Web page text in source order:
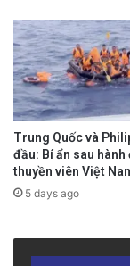
Trung Quốc và
đầu: Bí ẩn sau hành
thuyền viên Việt
5 days ago